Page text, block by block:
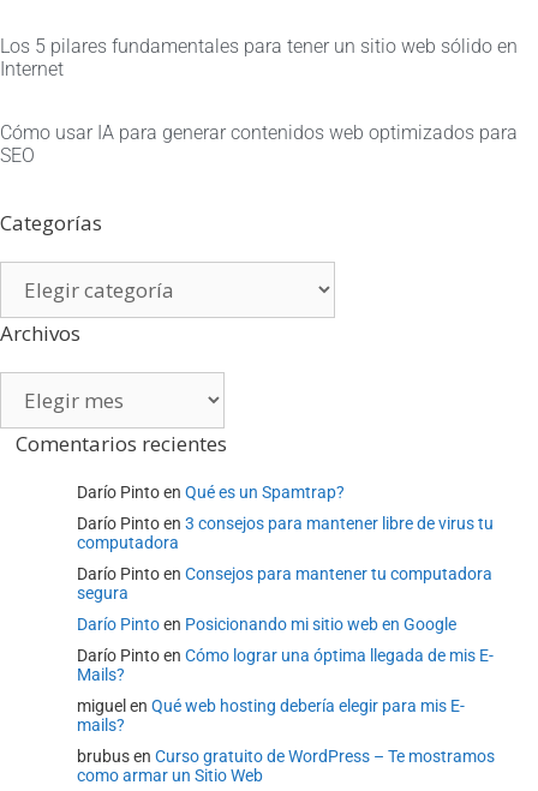
Los 5 pilares fundamentales para tener un sitio web sólido en
Internet
Cómo usar IA para generar contenidos web optimizados para
SEO
Categorías
Archivos
Comentarios recientes
Darío PintoenQué es un Spamtrap?
Darío Pintoen3 consejos para mantener libre de virus tu
computadora
Darío PintoenConsejos para mantener tu computadora
segura
Darío Pintoen Posicionando mi sitio web en Google
Darío PintoenCómo lograr una óptima llegada de mis E-
Mails?
miguel enQué web hosting debería elegir para mis E-
mails?
brubusenCurso gratuito de WordPress – Te mostramos
como armar un Sitio Web